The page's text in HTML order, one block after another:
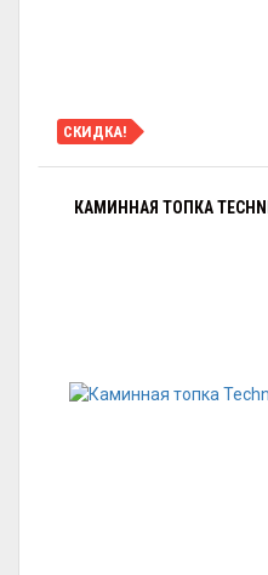
СКИДКА!
КАМИННАЯ ТОПКА